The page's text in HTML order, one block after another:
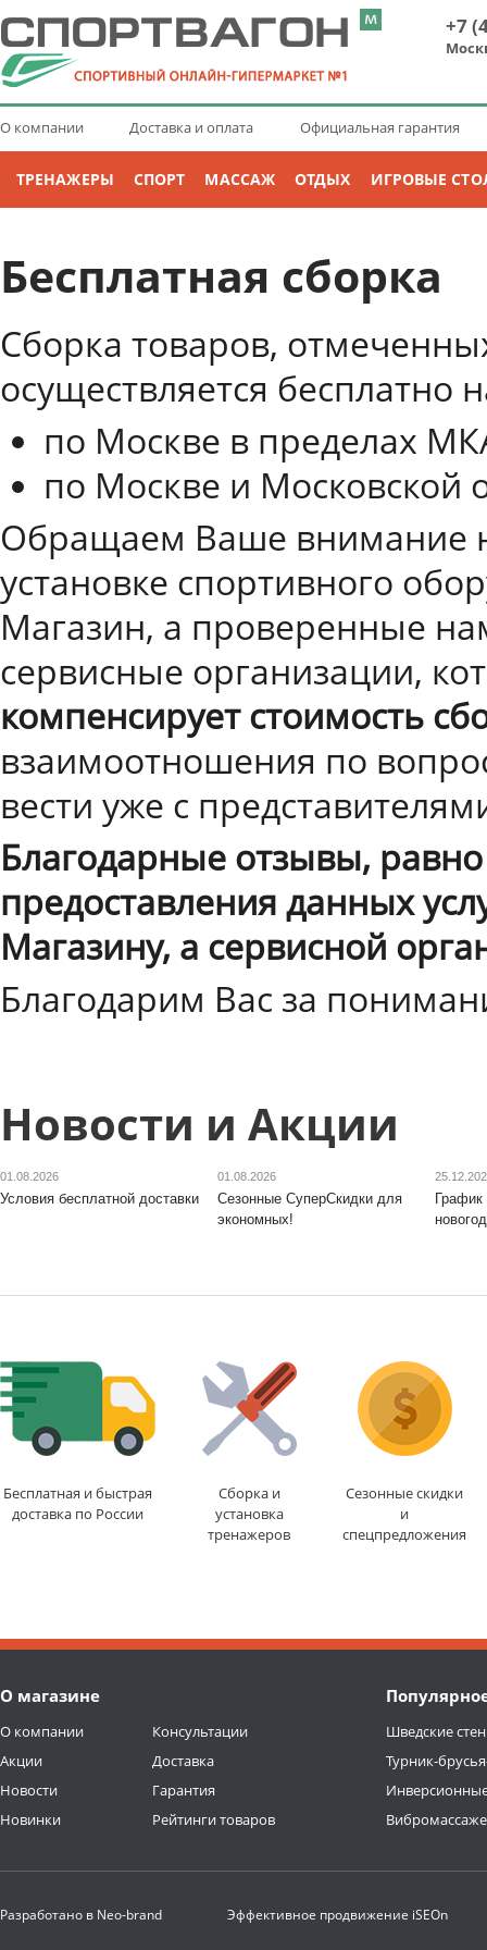
+7
О компании Доставка и оплата Официальная гарантия
ТРЕНАЖЕРЫ СПОРТ МАССАЖ ОТДЫХ ИГРОВЫЕ
Бесплатная сборка
Сборка товаров,
осуществляется
по Москве в пределах
по Москве и Московской
Обращаем Ваше внимание
установке спортивного
Магазин, а проверенные
сервисные организации,
компенсирует стоимость
взаимоотношения по
вести уже с
Благодарные отзывы,
предоставления данных
Магазину, а сервисной
Благодарим Вас за
Новости и Акции
01.08.2026
Условия бесплатной доставки
01.08.2026
Сезонные СуперСкидки для
экономных!
График
Бесплатная и быстрая
доставка по России
Сборка и
установка
тренажеров
Сезонные скидки
и
спецпредложения
О магазине
О компании
Акции
Новости
Новинки
Консультации
Доставка
Гарантия
Рейтинги товаров
Шведские
Турник-
Разработано в Neo-brand Эффективное продвижение iSEOn